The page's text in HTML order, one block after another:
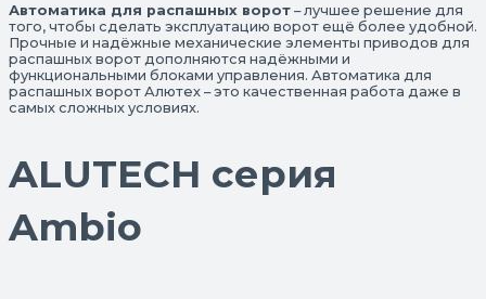
Автоматика для распашных ворот – лучшее решение для
того, чтобы сделать эксплуатацию ворот ещё более удобной.
Прочные и надёжные механические элементы приводов для
распашных ворот дополняются надёжными и
функциональными блоками управления. Автоматика для
распашных ворот Алютех – это качественная работа даже в
самых сложных условиях.
ALUTECH серия
Ambio